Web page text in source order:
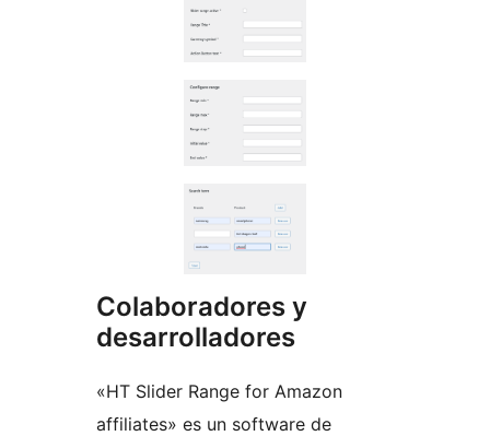
Colaboradores y
desarrolladores
«HT Slider Range for Amazon
affiliates» es un software de